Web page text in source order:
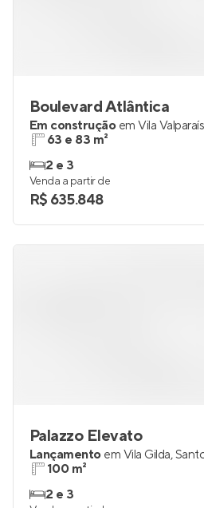
Boulevard Atlântica
Em construção em Vila
63 e 83 m²
2 e 3
Venda a partir de
R$ 635.848
Palazzo Elevato
Lançamento em Vila Gilda,
100 m²
2 e 3